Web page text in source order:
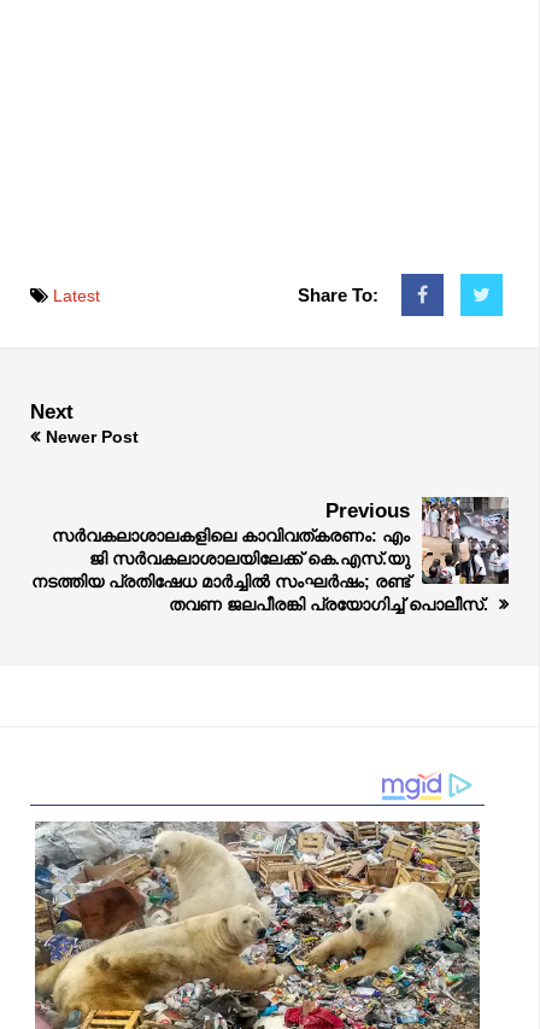
Latest Share To:
Next
Newer Post
Previous
സർവകലാശാലകളിലെ കാവിവത്കരണം: എം
ജി സർവകലാശാലയിലേക്ക് കെ.എസ്.യു
നടത്തിയ പ്രതിഷേധ മാർച്ചിൽ സംഘർഷം; രണ്ട്
തവണ ജലപീരങ്കി പ്രയോഗിച്ച് പൊലീസ്.